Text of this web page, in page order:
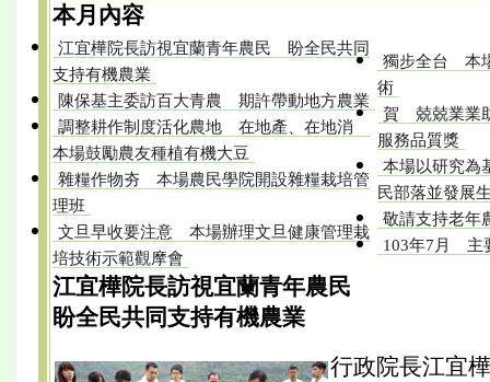
本月內容
江宜樺院長訪視宜蘭青年農民 盼全民共同
支持有機農業
陳保基主委訪百大青農 期許帶動地方農業
調整耕作制度活化農地 在地產、在地消
本場鼓勵農友種植有機大豆
雜糧作物夯 本場農民學院開設雜糧栽培管
理班
文旦早收要注意 本場辦理文旦健康管理栽
培技術示範觀摩會
獨步全台 本
術
賀 兢兢業業
服務品質獎
本場以研究
民部落並發展
敬請支持老年
103年7月 主
江宜樺院長訪視宜蘭青年農民
盼全民共同支持有機農業
行政院長江宜